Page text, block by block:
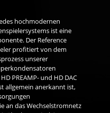
hochmodernen
ist eine
Der Reference
profitiert von dem
unserer
PREAMP- und HD DAC
allgemein anerkannt ist,
an das Wechselstromnetz